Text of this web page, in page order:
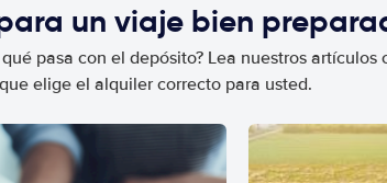
un viaje bien
pasa con el depósito? Lea nuestros
elige el alquiler correcto para usted.